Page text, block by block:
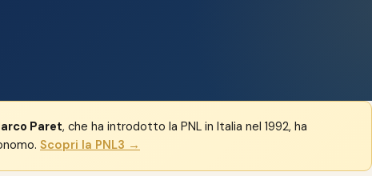
Paret, che ha introdotto la PNL in Italia nel 1992, ha
Scopri la PNL3 →